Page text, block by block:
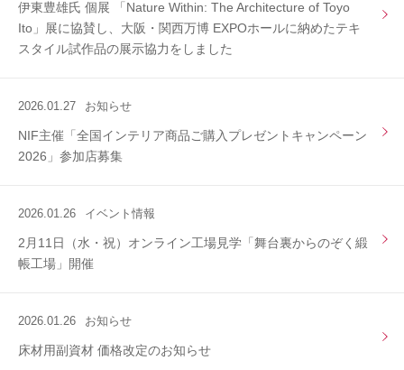
伊東豊雄氏 個展 「Nature Within: The Architecture of Toyo
Ito」展に協賛し、大阪・関西万博 EXPOホールに納めたテキ
スタイル試作品の展示協力をしました
2026.01.27 お知らせ
NIF主催「全国インテリア商品ご購入プレゼントキャンペーン
2026」参加店募集
2026.01.26 イベント情報
2月11日（水・祝）オンライン工場見学「舞台裏からのぞく緞
帳工場」開催
2026.01.26 お知らせ
床材用副資材 価格改定のお知らせ